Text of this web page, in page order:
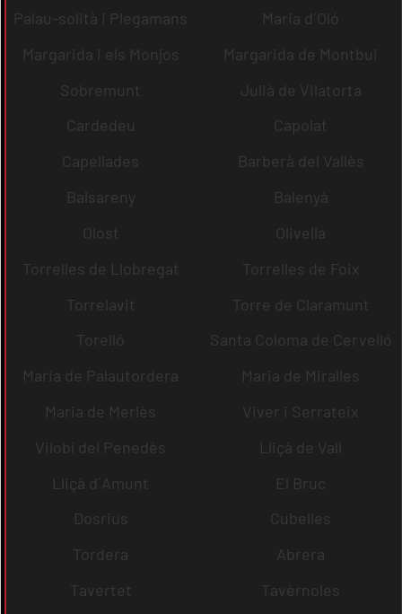
Palau-solità i Plegamans
Maria d´Oló
Margarida i els Monjos
Margarida de Montbui
Sobremunt
Julià de Vilatorta
Cardedeu
Capolat
Capellades
Barberà del Vallès
Balsareny
Balenyà
Olost
Olivella
Torrelles de Llobregat
Torrelles de Foix
Torrelavit
Torre de Claramunt
Torelló
Santa Coloma de Cervelló
Maria de Palautordera
Maria de Miralles
Maria de Merlès
Viver i Serrateix
Vilobí del Penedès
Lliçà de Vall
Lliçà d´Amunt
El Bruc
Dosrius
Cubelles
Tordera
Abrera
Tavertet
Tavèrnoles